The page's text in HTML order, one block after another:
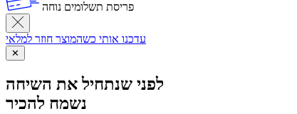
פריסת תשלומים נוחה
עדכנו אותי כשהמוצר חוזר למלאי
✕
לפני שנתחיל את השיחה
נשמח להכיר